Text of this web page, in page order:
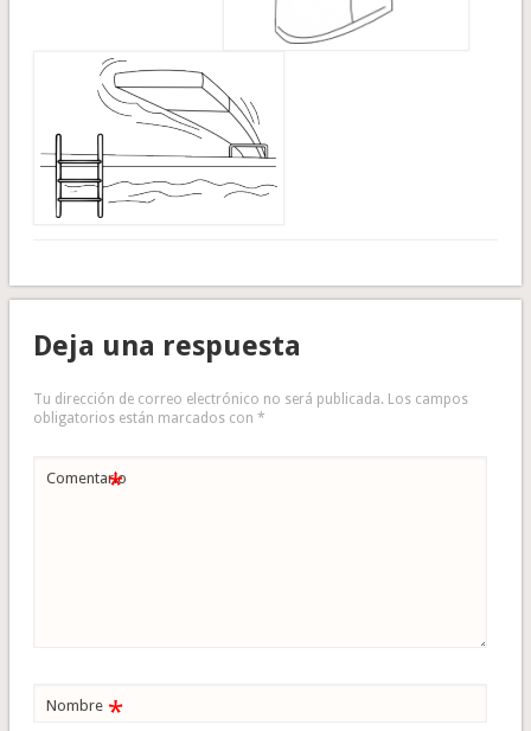
Deja una respuesta
Tu dirección de correo electrónico no será publicada. Los campos
obligatorios están marcados con *
Comentario
*
Nombre *